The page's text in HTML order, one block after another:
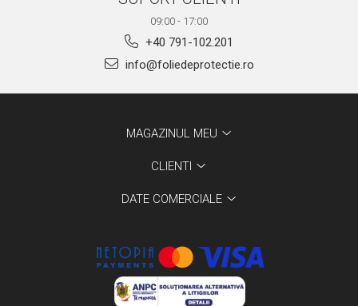
09:00 - 17:00
+40 791-102.201
info@foliedeprotectie.ro
MAGAZINUL MEU
CLIENTI
DATE COMERCIALE